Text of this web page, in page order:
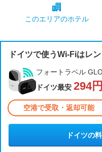
このエリアのホテル
ドイツで使うWi-Fiはレ
フォートラベル
ドイツ最安 294円
空港で受取・返却可能
ドイツの